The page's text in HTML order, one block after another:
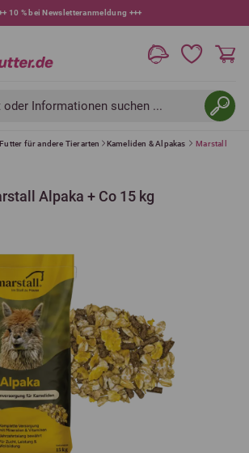
10 % bei Newsletteranmeldung +++
oder Informationen suchen ...
Futter für andere Tierarten Kameliden & Alpakas
Marstall
Alpaka + Co 15 kg